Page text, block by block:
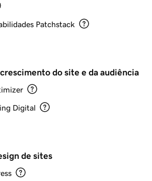
Patchstack
do site e da audiência
Digital
de sites